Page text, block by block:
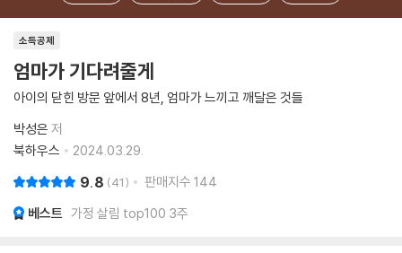
소득공제
엄마가 기다려줄게
아이의 닫힌 방문 앞에서 8년, 엄마가 느끼고 깨달은 것들
박성은 저
북하우스
2024.03.29.
9.8 41 판매지수 144
베스트 가정 살림 top100 3주